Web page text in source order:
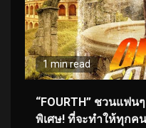
1 min read
“FOURTH” ชวนแฟน
พิเศษ! ที่จะทำให้ทุกคน